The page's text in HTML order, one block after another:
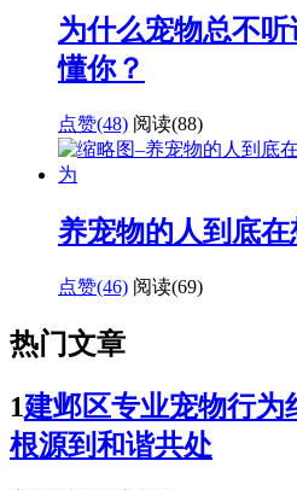
为什么宠物总不
懂你？
点赞(48) 阅读(88)
养宠物的人到底在
点赞(46) 阅读(69)
热门文章
1建邺区专业宠物行为
根源到和谐共处